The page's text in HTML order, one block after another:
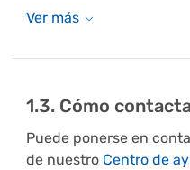
1.3. Cómo
Puede ponerse en
de nuestro Centro de